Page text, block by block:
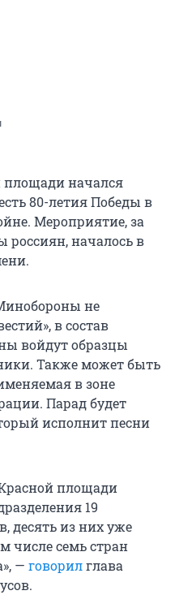
площади начался
80-летия Победы в
Мероприятие, за
началось в
не
в состав
войдут образцы
Также может быть
в зоне
Парад будет
исполнит песни
площади
19
десять из них уже
числе семь стран
— говорилглава